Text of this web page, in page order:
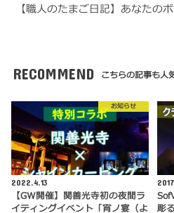
【職人のたまご日記】あなたの
RECOMMEND こちらの記事も人
お知らせ
2022.4.13
【GW開催】関善光寺初の夜間ラ
イティングイベント「宵ノ宴（よ
彫